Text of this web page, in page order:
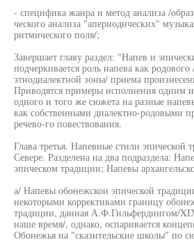
- специфика жанра и метод анализа /
ческого анализа "апериодических"
ритмического поля/;
Завершает главу раздел: "Напев и
подчеркивается роль напева как
этнодиалектной зоны/ приема
Приводятся примеры исполнения одним
одного и того же сюжета на разные
как собственными диалектно-родовыми
речево-го повествования.
Глава третья. Напевные стили эпической
Севере. Разделена на два подраздела:
эпическом традиции; Напевы
а/ Напевы обонежскои эпической
некоторыми коррективами границу
традиции, данная А.Ф.Гильфердингом/
наше время/, однако, оспаривается
Обонежья на "сказительские школы" по